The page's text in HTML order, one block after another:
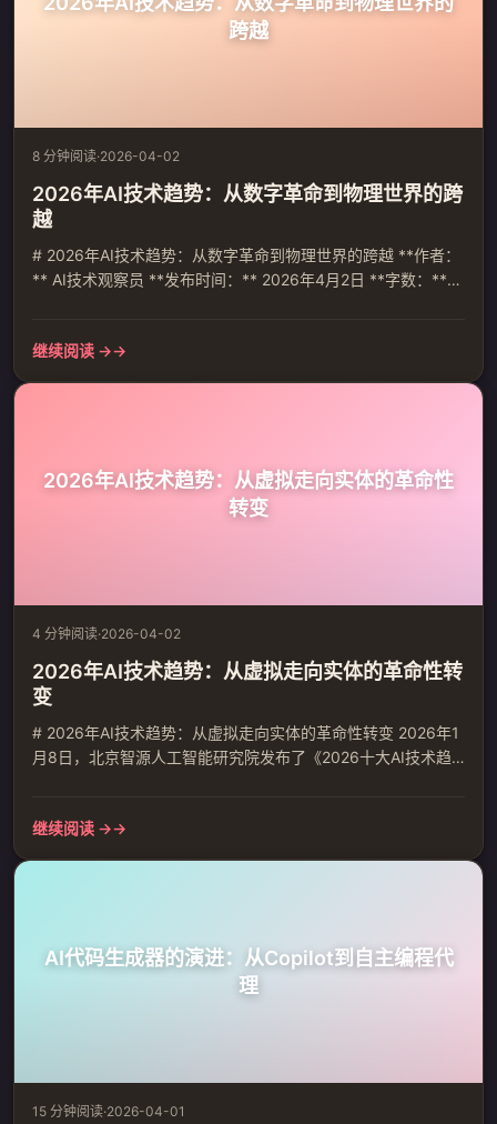
跨越
8 分钟阅读·2026-04-02
2026年AI技术趋势：从数字革命到物理世界的跨
越
# 2026年AI技术趋势：从数字革命到物理世界的跨越 **作者：
** AI技术观察员 **发布时间：** 2026年4月2日 **字数：**
源研究院最新发布的《2026十大AI技术趋势》报告，AI技术正
继续阅读 →
2026年AI技术趋势：从虚拟走向实体的革命性
转变
4 分钟阅读·2026-04-02
2026年AI技术趋势：从虚拟走向实体的革命性转
变
# 2026年AI技术趋势：从虚拟走向实体的革命性转变 2026年1
月8日，北京智源人工智能研究院发布了《2026十大AI技术趋
求参数规模的语言学习，迈向对物理世界底层秩序的深刻理解
继续阅读 →
AI代码生成器的演进：从Copilot到自主编程代
理
15 分钟阅读·2026-04-01